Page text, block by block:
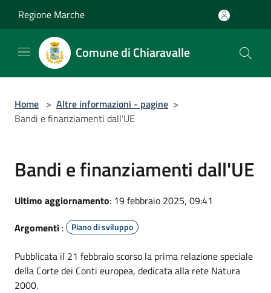
Regione Marche
Comune di Chiaravalle
Home > Altre informazioni - pagine >
Bandi e finanziamenti dall'UE
Bandi e finanziamenti dall'UE
Ultimo aggiornamento: 19 febbraio 2025, 09:41
Argomenti : Piano di sviluppo
Pubblicata il 21 febbraio scorso la prima relazione speciale
della Corte dei Conti europea, dedicata alla rete Natura
2000.